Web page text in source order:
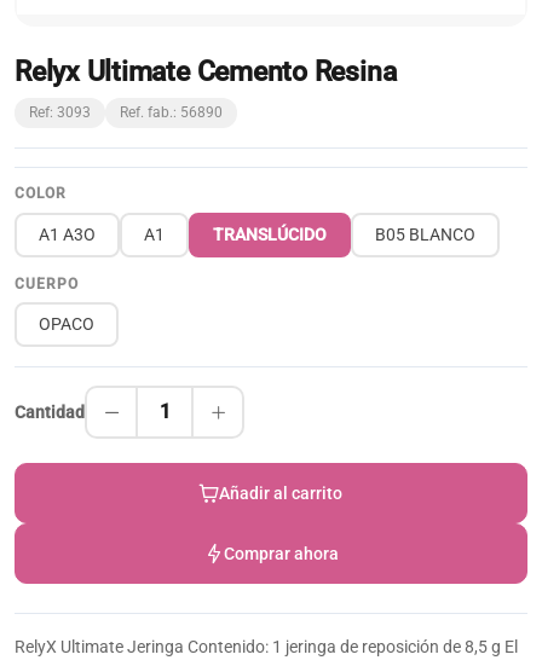
Relyx Ultimate Cemento Resina
Ref: 3093 Ref. fab.: 56890
COLOR
A1 A3O A1 TRANSLÚCIDO B05 BLANCO
CUERPO
OPACO
Cantidad 1
Añadir al carrito
Comprar ahora
RelyX Ultimate Jeringa Contenido: 1 jeringa de reposición de 8,5 g El